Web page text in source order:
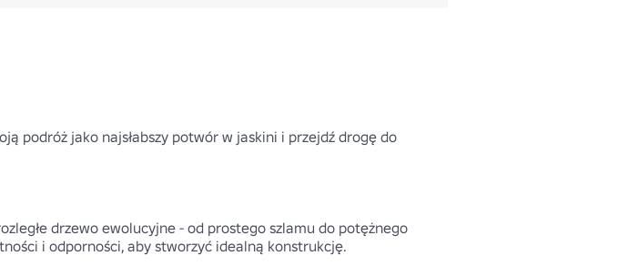
podróż jako najsłabszy potwór w jaskini i przejdź drogę do
drzewo ewolucyjne - od prostego szlamu do potężnego
i odporności, aby stworzyć idealną konstrukcję.